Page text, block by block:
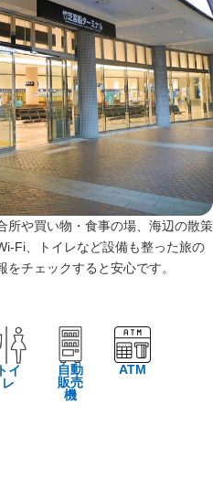
所や買い物・食事の場、海辺の散策
、トイレなど設備も整った旅の
チェックすると安心です。
トイ
レ
自動
販売
機
ATM